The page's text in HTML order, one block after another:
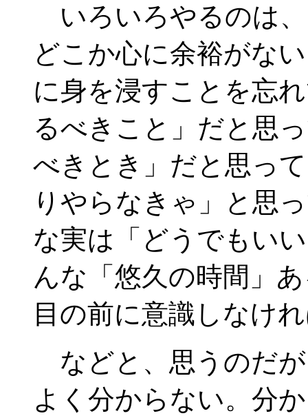
いろいろやるのは
どこか心に余裕がな
に身を浸すことを忘
るべきこと」だと思
べきとき」だと思っ
りやらなきゃ」と思
な実は「どうでもい
んな「悠久の時間」
目の前に意識しなけ
などと、思うのだ
よく分からない。分